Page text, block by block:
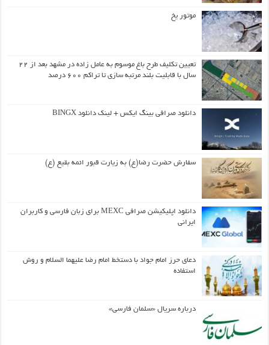
موتور یخ
تعیین تکلیف طرح باغ موسوم به عامل زاده در مشهد بعد از ۲۲
سال با قابلیت بلند مرتبه سازی تا تراکم ۶۰۰ درصد
دانلود صرافی بینگ ایکس + لینک دانلود BINGX
سفارش حضرت رضا(ع) به زیارت قبور ائمه بقیع (ع)
دانلود اپلیکیشن صرافی MEXC برای زبان فارسی و کاربران
ایرانی
دعای حرز امام جواد با دستخط امام رضا علیهما السلام و روش
استفاده
درباره سریال «سلمان فارسی»